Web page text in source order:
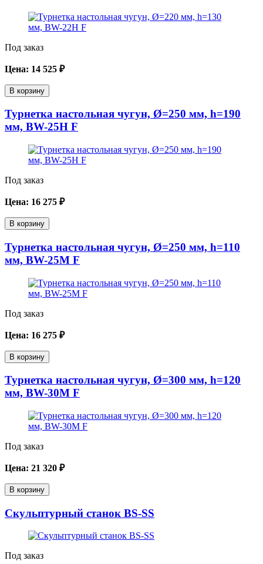
Под заказ
Цена: 14 525 ₽
В корзину
Турнетка настольная чугун, Ø=250 мм, h=190
мм, BW-25H F
Под заказ
Цена: 16 275 ₽
В корзину
Турнетка настольная чугун, Ø=250 мм, h=110
мм, BW-25M F
Под заказ
Цена: 16 275 ₽
В корзину
Турнетка настольная чугун, Ø=300 мм, h=120
мм, BW-30M F
Под заказ
Цена: 21 320 ₽
В корзину
Скульптурный станок BS-SS
Под заказ